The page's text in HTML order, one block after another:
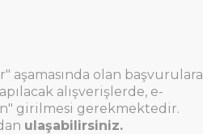
aşamasında olan başvurulara
alışverişlerde, e-
girilmesi gerekmektedir.
ulaşabilirsiniz.